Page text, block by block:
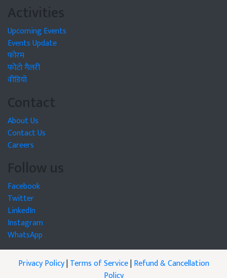
Activities
Upcoming Events
Events Update
फोरम
फोटो गैलरी
वीडियो
Contact
About Us
Contact Us
Careers
Follow us
Facebook
Twitter
LinkedIn
Instagram
WhatsApp
Privacy Policy|Terms of Service|Refund & Cancellation